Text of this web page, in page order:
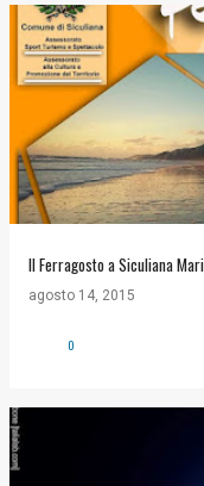
Il Ferragosto a Siculiana
agosto 14, 2015
0